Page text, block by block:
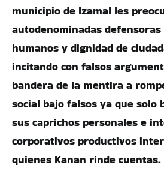
municipio de Izamal les
autodenominadas
humanos y dignidad de
incitando con falsos
bandera de la mentira a
social bajo falsos ya que solo
sus caprichos personales e
corporativos productivos
quienes Kanan rinde cuentas.